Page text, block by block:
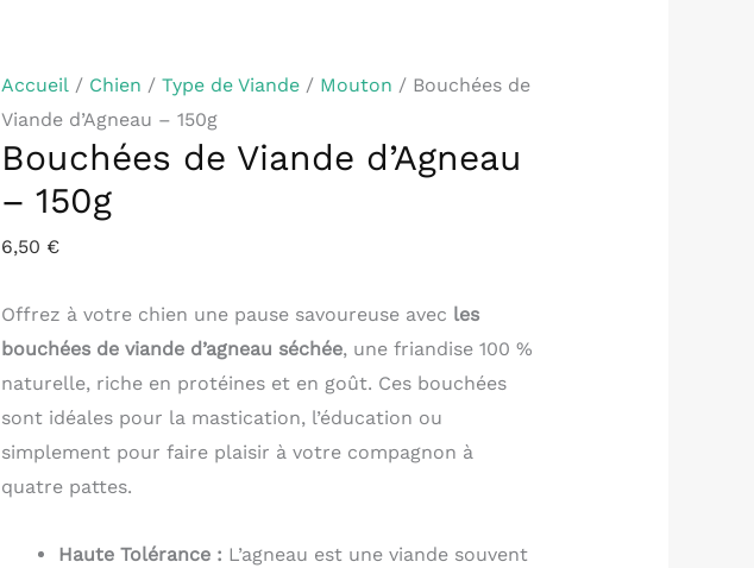
Accueil / Chien /Type de Viande / Mouton / Bouchées de
Viande d’Agneau – 150g
Bouchées de Viande d’Agneau
– 150g
6,50 €
Offrez à votre chien une pause savoureuse avec les
bouchées de viande d’agneau séchée, une friandise 100 %
naturelle, riche en protéines et en goût. Ces bouchées
sont idéales pour la mastication, l’éducation ou
simplement pour faire plaisir à votre compagnon à
quatre pattes.
Haute Tolérance : L’agneau est une viande souvent